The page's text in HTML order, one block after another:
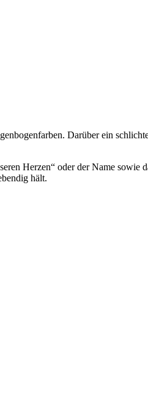
Darüber ein
Herzen“ oder der Name sowie
hält.